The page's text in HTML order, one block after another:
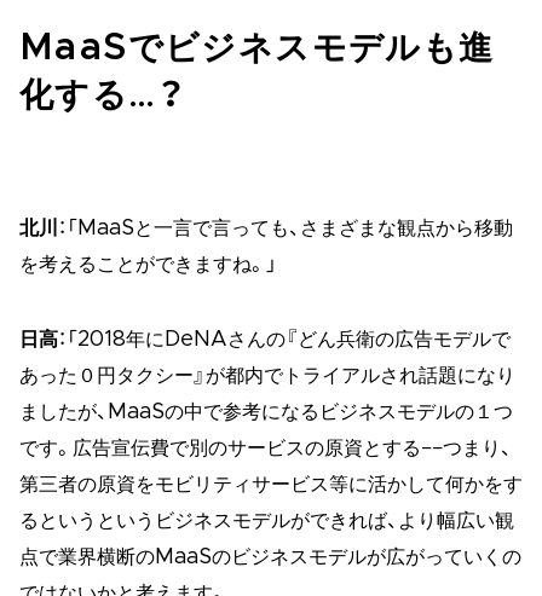
MaaSでビジネスモデルも進
化する…？
北川
：「MaaSと一言で言っても、さまざまな観点から移動
を考えることができますね。」
日高：「2018年にDeNAさんの『どん兵衛の広告モデルで
あった０円タクシー』が都内でトライアルされ話題になり
ましたが、MaaSの中で参考になるビジネスモデルの１つ
です。広告宣伝費で別のサービスの原資とする−−つまり、
第三者の原資をモビリティサービス等に活かして何かをす
るというというビジネスモデルができれば、より幅広い観
点で業界横断のMaaSのビジネスモデルが広がっていくの